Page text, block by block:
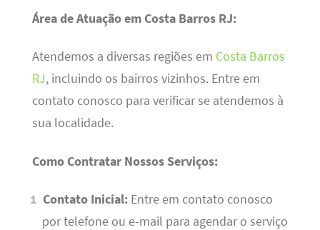
Área de Atuação em Costa Barros RJ:
Atendemos a diversas regiões em Costa Barros
RJ, incluindo os bairros vizinhos. Entre em
contato conosco para verificar se atendemos à
sua localidade.
Como Contratar Nossos Serviços:
Contato Inicial: Entre em contato conosco
por telefone ou e-mail para agendar o serviço